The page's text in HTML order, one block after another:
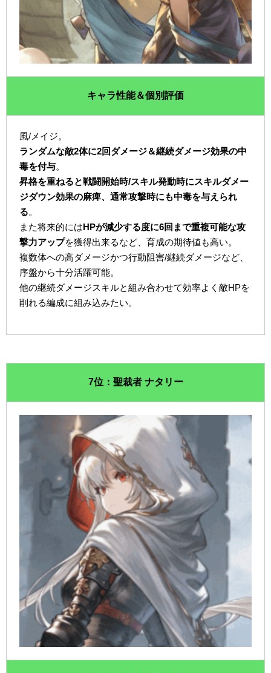
キャラ性能＆個別評価
風/メイジ。
ランダムな敵2体に2回ダメージ＆継続ダメージ効果の中
毒を付与。
昇格を重ねると戦闘開始時/スキル発動時にスキルダメー
ジダウン効果の麻痺、通常攻撃時にも中毒を与えられ
る。
また将来的にはHPが減少する度に6回まで重複可能な攻
撃力アップを獲得出来るなど、育成の期待値も高い。
複数体への高ダメージかつ行動阻害/継続ダメージなど、
序盤から十分活躍可能。
他の継続ダメージスキルと組み合わせて効率よく敵HPを
削れる編成に組み込みたい。
7位：聖裁者 ナタリー